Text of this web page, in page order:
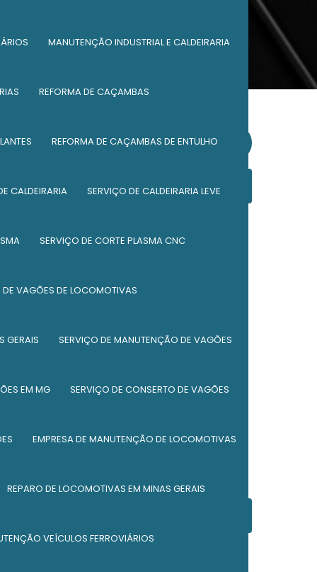
MANUTENÇÃO INDUSTRIAL E CALDEIRARIA
REFORMA DE CAÇAMBAS
REFORMA DE CAÇAMBAS DE ENTULHO
CALDEIRARIA SERVIÇO DE CALDEIRARIA LEVE
SERVIÇO DE CORTE PLASMA CNC
VAGÕES DE LOCOMOTIVAS
GERAIS SERVIÇO DE MANUTENÇÃO DE VAGÕES
EM MG SERVIÇO DE CONSERTO DE VAGÕES
EMPRESA DE MANUTENÇÃO DE LOCOMOTIVAS
REPARO DE LOCOMOTIVAS EM MINAS GERAIS
VEÍCULOS FERROVIÁRIOS
Solicite um orçamento
Informações
Empresa de caldeiraria
Fabricação de caldeiraria
Manutenção de equipamento ferroviário